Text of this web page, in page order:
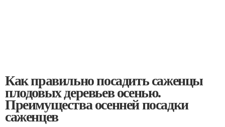
Как правильно посадить саженцы
плодовых деревьев осенью.
Преимущества осенней посадки
саженцев